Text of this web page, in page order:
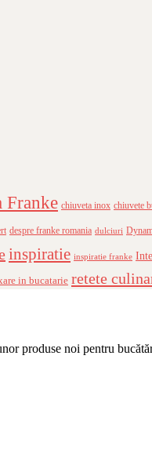
Franke chiuveta inox chiuvete
despre franke romania dulciuri
inspiratie inspiratie franke
in bucatarie retete
produse noi pentru